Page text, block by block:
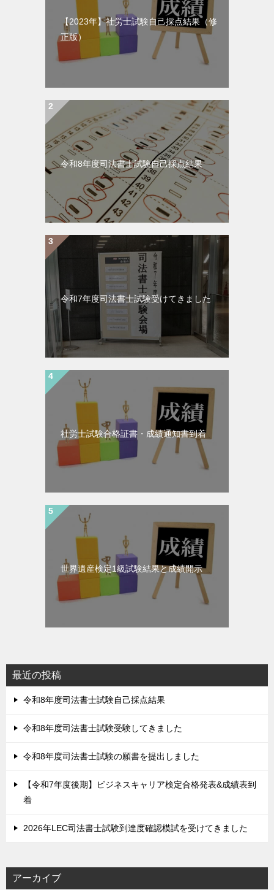
【2023年】社労士試験自己採点結果（修
正版）
令和8年度司法書士試験自己採点結果
令和7年度司法書士試験受けてきました
社労士試験合格証書・成績通知書到着
世界遺産検定1級試験結果と成績開示
最近の投稿
令和8年度司法書士試験自己採点結果
令和8年度司法書士試験受験してきました
令和8年度司法書士試験の願書を提出しました
【令和7年度後期】ビジネスキャリア検定合格発表&成績表到
着
2026年LEC司法書士試験到達度確認模試を受けてきました
アーカイブ